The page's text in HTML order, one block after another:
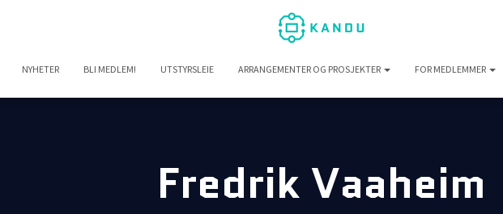
NYHETER BLI MEDLEM! UTSTYRSLEIE ARRANGEMENTER OG PROSJEKTER FOR MEDLEMMER
Fredrik Vaaheim